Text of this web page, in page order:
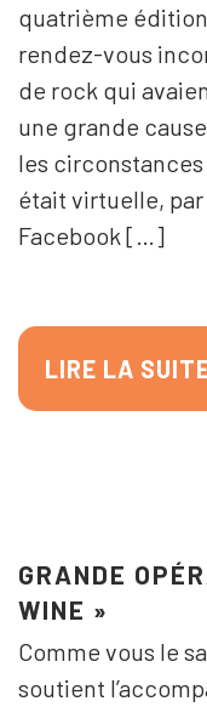
quatrième
rendez-vous
de rock qui
une grande
les
était virtuelle,
Facebook […]
LIRE LA
GRANDE
WINE »
Comme vous le
soutient